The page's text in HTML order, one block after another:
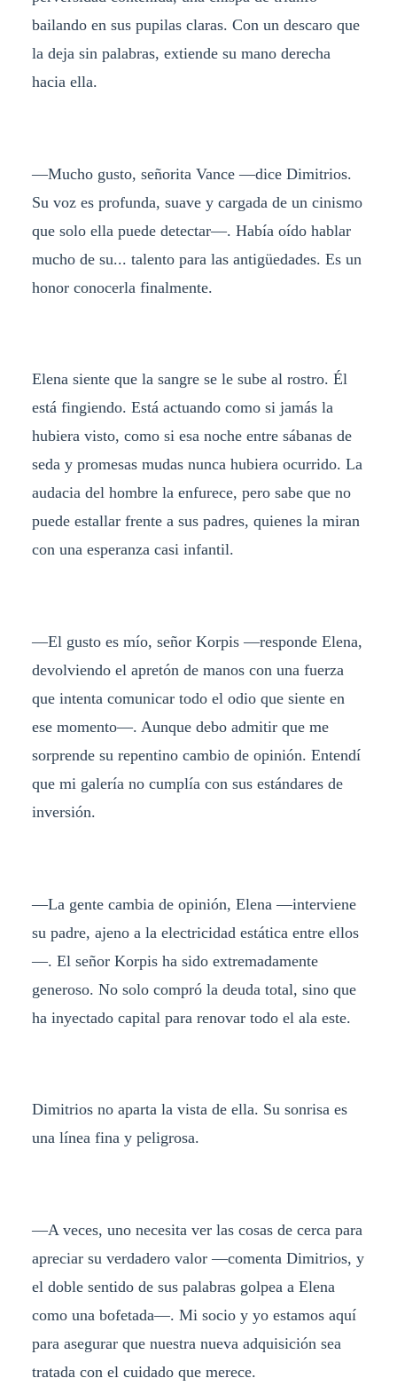
bailando en sus pupilas claras. Con un descaro que
la deja sin palabras, extiende su mano derecha
hacia ella.
—Mucho gusto, señorita Vance —dice Dimitrios.
Su voz es profunda, suave y cargada de un cinismo
que solo ella puede detectar—. Había oído hablar
mucho de su... talento para las antigüedades. Es un
honor conocerla finalmente.
Elena siente que la sangre se le sube al rostro. Él
está fingiendo. Está actuando como si jamás la
hubiera visto, como si esa noche entre sábanas de
seda y promesas mudas nunca hubiera ocurrido. La
audacia del hombre la enfurece, pero sabe que no
puede estallar frente a sus padres, quienes la miran
con una esperanza casi infantil.
—El gusto es mío, señor Korpis —responde Elena,
devolviendo el apretón de manos con una fuerza
que intenta comunicar todo el odio que siente en
ese momento—. Aunque debo admitir que me
sorprende su repentino cambio de opinión. Entendí
que mi galería no cumplía con sus estándares de
inversión.
—La gente cambia de opinión, Elena —interviene
su padre, ajeno a la electricidad estática entre ellos
—. El señor Korpis ha sido extremadamente
generoso. No solo compró la deuda total, sino que
ha inyectado capital para renovar todo el ala este.
Dimitrios no aparta la vista de ella. Su sonrisa es
una línea fina y peligrosa.
—A veces, uno necesita ver las cosas de cerca para
apreciar su verdadero valor —comenta Dimitrios, y
el doble sentido de sus palabras golpea a Elena
como una bofetada—. Mi socio y yo estamos aquí
para asegurar que nuestra nueva adquisición sea
tratada con el cuidado que merece.